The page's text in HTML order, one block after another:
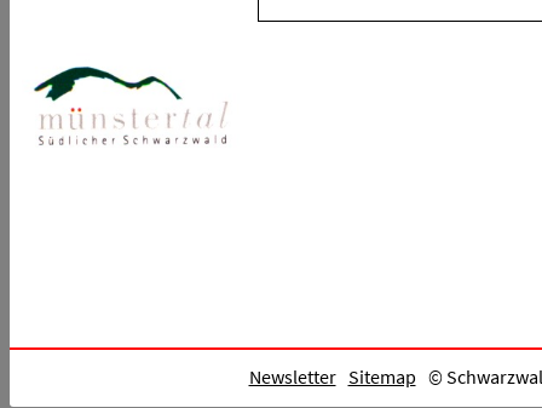
Newsletter Sitemap ©